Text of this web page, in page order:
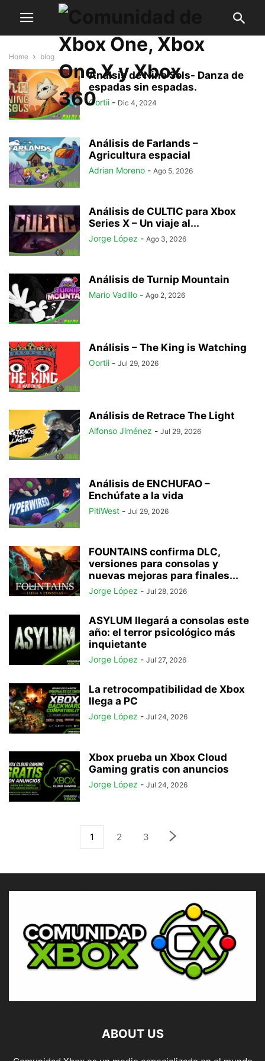
Home blog
Análsis de Nine Sols- Danza de
espadas sin espadas.
Oortii - Dic 4, 2024
Análisis de Farlands –
Agricultura espacial
Adrian Moreno - Ago 5, 2026
Análisis de CULTIC para Xbox
Series X – Un viaje al...
Jorge López - Ago 3, 2026
Análisis de Turnip Mountain
Mario Vadillo - Ago 2, 2026
Análisis – The King is Watching
Oortii - Jul 29, 2026
Análisis de Retrace The Light
Alfonso Jiménez - Jul 29, 2026
Análisis de ENCHUFAO –
Enchúfate a la vida
PitiWest - Jul 29, 2026
FOUNTAINS confirma DLC,
versiones para consolas y
nuevas mejoras para finales...
Jorge López - Jul 28, 2026
ASYLUM llegará a consolas este
año: el terror psicológico más
inquietante
Jorge López - Jul 27, 2026
La retrocompatibilidad de Xbox
llega a PC
Jorge López - Jul 24, 2026
Xbox prueba un Xbox Cloud
Gaming gratis con anuncios
Jorge López - Jul 24, 2026
1 2 3
ABOUT US